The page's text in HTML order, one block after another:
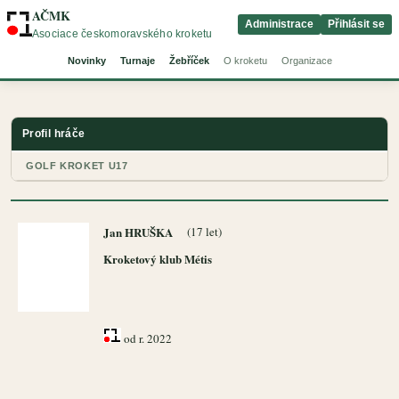
AČMK
Asociace českomoravského kroketu
Novinky Turnaje Žebříček O kroketu Organizace
Administrace Přihlásit se
Jan HRUŠKA (17 let)
Kroketový klub Métis
od r. 2022
Profil hráče
GOLF KROKET U17